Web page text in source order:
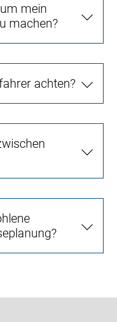
mein
machen?
achten?